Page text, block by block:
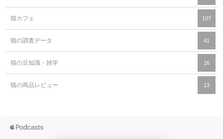
猫カフェ 107
猫の調査データ 41
猫の豆知識・雑学 16
猫の商品レビュー 13